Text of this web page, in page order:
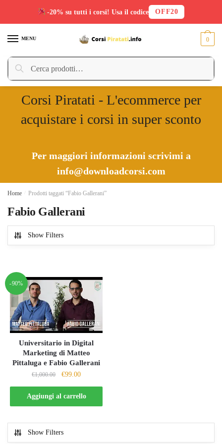
MENU
Cerca:
Cerca
0
Corsi Piratati - L'ecommerce per
acquistare i corsi in super sconto
Per maggiori informazioni scrivimi a
info@downloadcorsi.com
Home Prodotti taggati “Fabio Gallerani”
Fabio Gallerani
Show Filters
-90%
Universitario in Digital
Marketing di Matteo
Pittaluga e Fabio Gallerani
€1,000.00
Il
prezzo
originale
era:
€99.00Il
prezzo
attuale
è:
Aggiungi al carrello
Show Filters
-20% su tutti i corsi! Usa il codice OFF20